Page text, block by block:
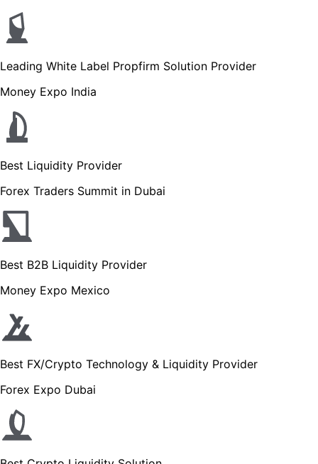
Leading White Label Propfirm Solution Provider
Money Expo India
Best Liquidity Provider
Forex Traders Summit in Dubai
Best B2B Liquidity Provider
Money Expo Mexico
Best FX/Crypto Technology & Liquidity Provider
Forex Expo Dubai